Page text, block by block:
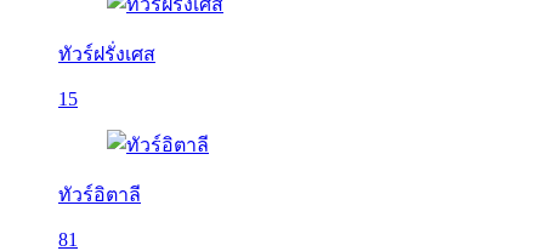
ทัวร์ฝรั่งเศส
15
ทัวร์อิตาลี
81